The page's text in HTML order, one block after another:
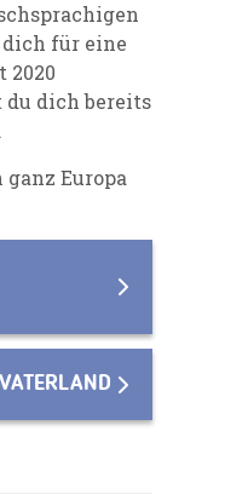
für eine
2020
dich bereits
Europa